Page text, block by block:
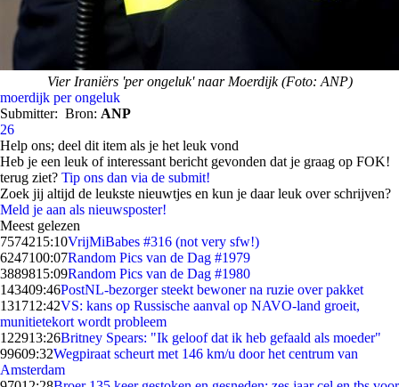
Vier Iraniërs 'per ongeluk' naar Moerdijk (Foto: ANP)
moerdijk per ongeluk
Submitter: Bron: ANP
26
Help ons; deel dit item als je het leuk vond
Heb je een leuk of interessant bericht gevonden dat je graag op FOK!
terug ziet? Tip ons dan via de submit!
Zoek jij altijd de leukste nieuwtjes en kun je daar leuk over schrijven?
Meld je aan als nieuwsposter!
Meest gelezen
7574215:10VrijMiBabes #316 (not very sfw!)
6247100:07Random Pics van de Dag #1979
3889815:09Random Pics van de Dag #1980
143409:46PostNL-bezorger steekt bewoner na ruzie over pakket
131712:42VS: kans op Russische aanval op NAVO-land groeit,
munitietekort wordt probleem
122913:26Britney Spears: "Ik geloof dat ik heb gefaald als moeder"
99609:32Wegpiraat scheurt met 146 km/u door het centrum van
Amsterdam